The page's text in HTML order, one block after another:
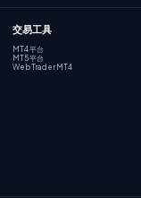
交易工具
MT4 平台
MT5 平台
Web Trader MT4